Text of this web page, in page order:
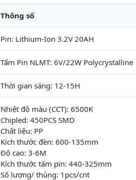
Thông số
Pin: Lithium-Ion 3.2V 20AH
Tấm Pin NLMT: 6V/22W Polycrystalline
Thời gian sáng: 12-15H
Nhiệt độ màu (CCT): 6500K
Chipled: 450PCS SMD
Chất liệu: PP
Kích thước đèn: 600-135mm
Độ cao: 3-6M
Kích thước tấm pin: 440-325mm
Số lượng/ thùng: 1pcs/cnt